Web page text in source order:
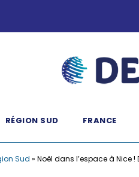
RÉGION SUD FRANCE
Sud » Noël dans l’espace à Nice